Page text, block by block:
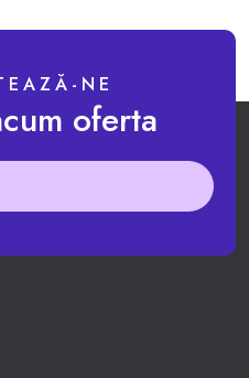
NE
oferta